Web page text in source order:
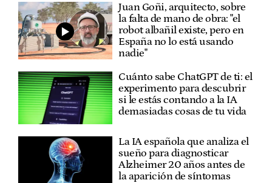
Juan Goñi, arquitecto, sobre
la falta de mano de obra: "el
robot albañil existe, pero en
España no lo está usando
nadie"
Cuánto sabe ChatGPT de ti: el
experimento para descubrir
si le estás contando a la IA
demasiadas cosas de tu vida
La IA española que analiza el
sueño para diagnosticar
Alzheimer 20 años antes de
la aparición de síntomas